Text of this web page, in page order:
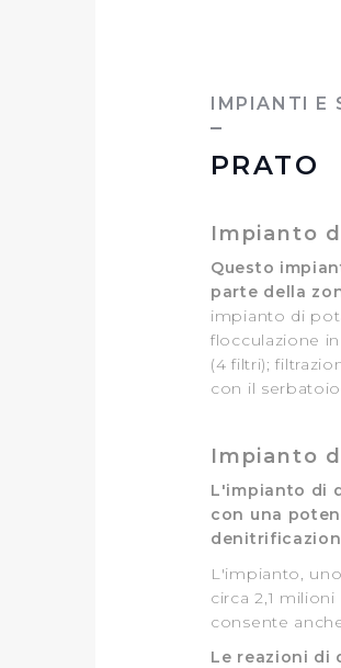
IMPIANTI E
PRATO
Impianto
Questo
parte della
impianto di
flocculazione
(4 filtri);
con il
Impianto
L'impianto di
con una
L'impianto,
circa 2,1
consente
Le reazioni